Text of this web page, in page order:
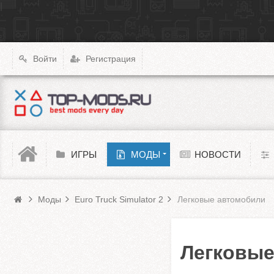
Войти Регистрация
Моды Euro Truck Simulator 2
ИГРЫ МОДЫ
XCOM: Chimera Squad
Cyberpunk 2077
Teardown
Melon Playground
Barotrauma НОВОСТИ
Моды Euro Truck Simulator 2 Легковые автомобили